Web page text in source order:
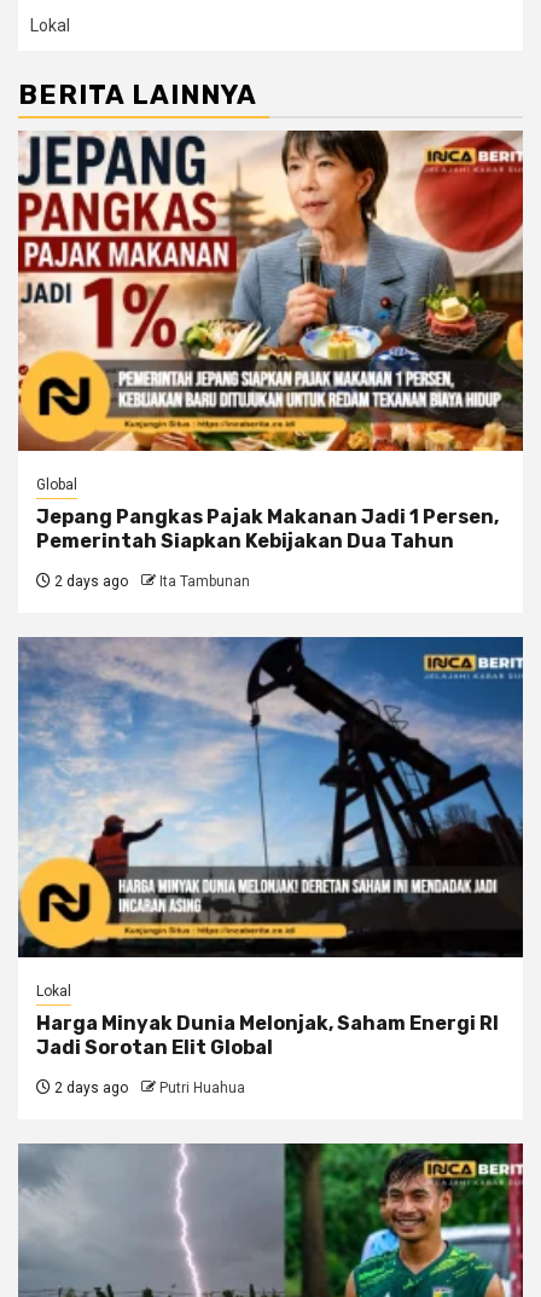
Lokal
BERITA LAINNYA
Global
Jepang Pangkas Pajak Makanan Jadi 1 Persen,
Pemerintah Siapkan Kebijakan Dua Tahun
2 days ago Ita Tambunan
Lokal
Harga Minyak Dunia Melonjak, Saham Energi RI
Jadi Sorotan Elit Global
2 days ago Putri Huahua